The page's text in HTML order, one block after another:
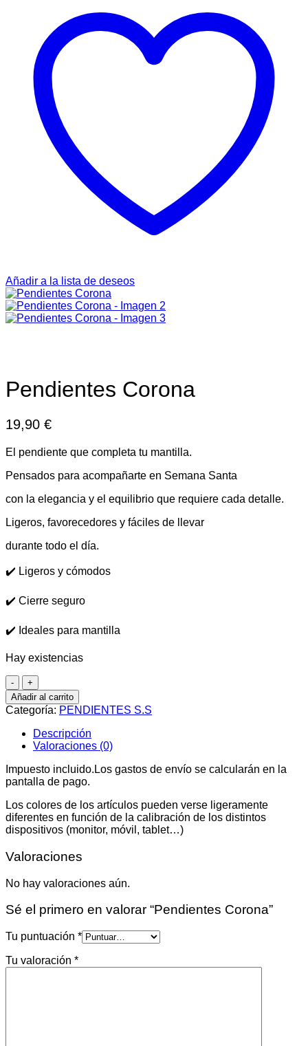
Añadir a la lista de deseos
Pendientes Corona
19,90 €
El pendiente que completa tu mantilla.
Pensados para acompañarte en Semana Santa
con la elegancia y el equilibrio que requiere cada detalle.
Ligeros, favorecedores y fáciles de llevar
durante todo el día.
✔️ Ligeros y cómodos
✔️ Cierre seguro
✔️ Ideales para mantilla
Hay existencias
Pendientes
Corona
cantidad
Añadir al carrito
Categoría: PENDIENTES S.S
Descripción
Valoraciones (0)
Impuesto incluido.Los gastos de envío se calcularán en la
pantalla de pago.
Los colores de los artículos pueden verse ligeramente
diferentes en función de la calibración de los distintos
dispositivos (monitor, móvil, tablet…)
Valoraciones
No hay valoraciones aún.
Sé el primero en valorar “Pendientes Corona”
Tu puntuación *
Tu valoración *